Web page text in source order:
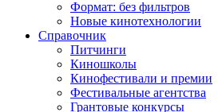
Формат: без фильтров
Новые кинотехнологии
Справочник
Питчинги
Киношколы
Кинофестивали и премии
Фестивальные агентства
Грантовые конкурсы